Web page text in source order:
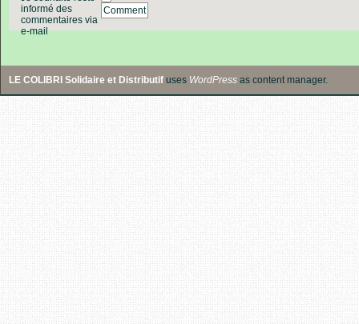
informé des
commentaires via
e-mail
Comment
LE COLIBRI Solidaire et Distributif uses WordPress as content manager.